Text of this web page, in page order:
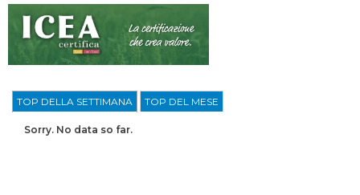
TOP DELLA SETTIMANA TOP DEL MESE
Sorry. No data so far.